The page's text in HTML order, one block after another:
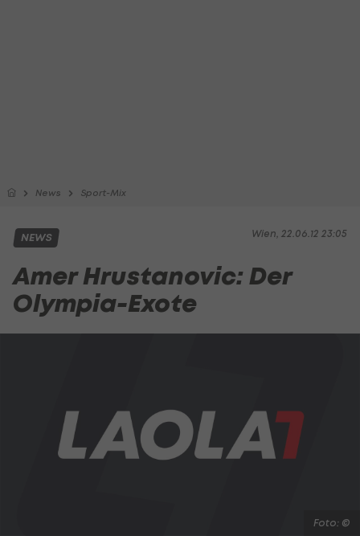
News Sport-Mix
Wien, 22.06.12 23:05
NEWS
Amer Hrustanovic: Der
Olympia-Exote
Foto: ©